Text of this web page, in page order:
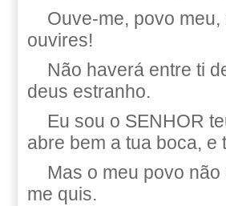
Ouve-me, povo
ouvires!
Não haverá entre ti
deus estranho.
Eu sou o SENHOR
abre bem a tua boca, e
Mas o meu povo
me quis.